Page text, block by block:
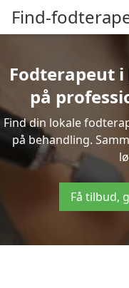
Find-
Fodterapeut
på
Find din lokale
på behandling.
Få tilbud,